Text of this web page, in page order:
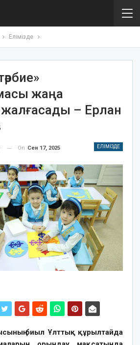
Елімізде
жаңа
– Ерлан
ЕЛІМІЗДЕ
On Сен 17, 2025
биыл Ұлттық құрылтайда